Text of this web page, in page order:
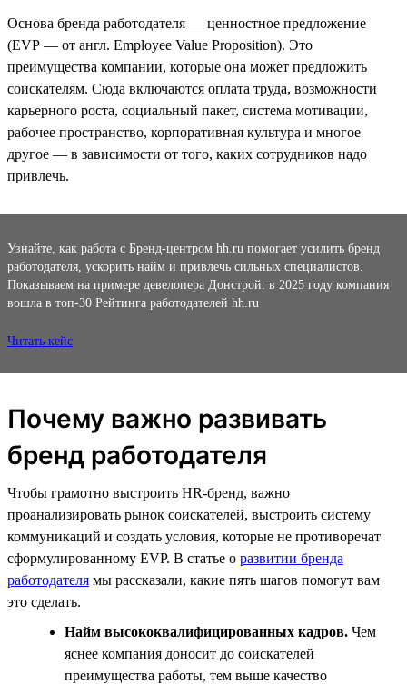
Основа бренда работодателя — ценностное предложение
(EVP — от англ. Employee Value Proposition). Это
преимущества компании, которые она может предложить
соискателям. Сюда включаются оплата труда, возможности
карьерного роста, социальный пакет, система мотивации,
рабочее пространство, корпоративная культура и многое
другое — в зависимости от того, каких сотрудников надо
привлечь.
Узнайте, как работа с Бренд-центром hh.ru помогает усилить бренд
работодателя, ускорить найм и привлечь сильных специалистов.
Показываем на примере девелопера Донстрой: в 2025 году компания
вошла в топ-30 Рейтинга работодателей hh.ru
Читать кейс
Почему важно развивать
бренд работодателя
Чтобы грамотно выстроить HR-бренд, важно
проанализировать рынок соискателей, выстроить систему
коммуникаций и создать условия, которые не противоречат
сформулированному EVP. В статье о развитии бренда
работодателя мы рассказали, какие пять шагов помогут вам
это сделать.
Найм высококвалифицированных кадров. Чем
яснее компания доносит до соискателей
преимущества работы, тем выше качество